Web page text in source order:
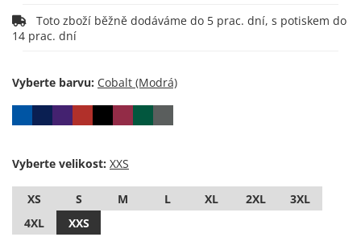
14 prac. dní
Vyberte barvu:
Vyberte velikost:
XS S M L XL 2XL
3XL
4XL
XXS